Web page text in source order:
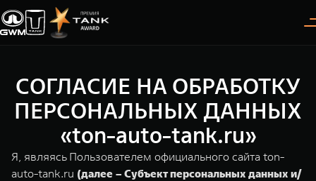
Модели
Покупателям
ВЫБОР АВТОМОБИЛЯ
Спецпредложения
Владельцам
ГАРАНТИЯ И ПОДДЕРЖКА
Гарантия
О дилере
ИНФОРМАЦИЯ
О нас
СОГЛАСИЕ НА ОБРАБОТКУ
ПЕРСОНАЛЬНЫХ ДАННЫХ
«ton-auto-tank.ru»
Я, являясь Пользователем официального сайта ton-
auto-tank.ru (далее – Субъект персональных данных и/